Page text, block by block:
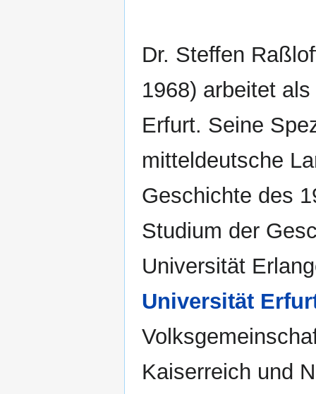
Dr. Steffen
1968) arbeitet
Erfurt. Seine
mitteldeutsche
Geschichte des
Studium der
Universität
Universität
Kaiserreich und